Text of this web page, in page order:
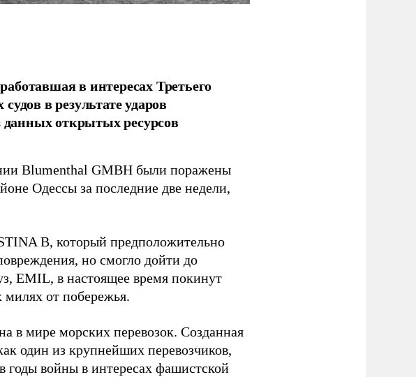
в интересах Третьего
в результате ударов
данных открытых ресурсов
Blumenthal GMBH были поражены
Одессы за последние две недели,
B, который предположительно
но смогло дойти до
EMIL, в настоящее время покинут
от побережья.
в мире морских перевозок. Созданная
один из крупнейших перевозчиков,
годы войны в интересах фашистской